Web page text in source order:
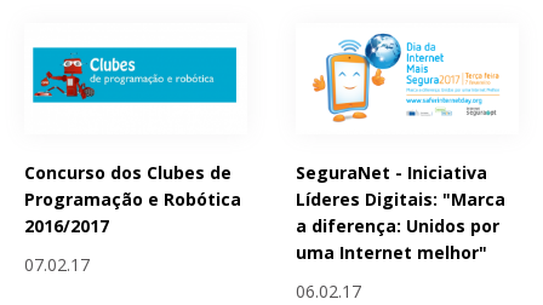
Concurso dos Clubes de
Programação e Robótica
2016/2017
07.02.17
SeguraNet - Iniciativa
Líderes Digitais: "Marca
a diferença: Unidos por
uma Internet melhor"
06.02.17